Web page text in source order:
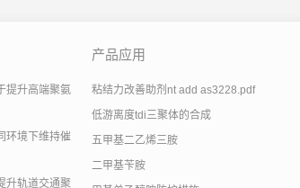
提升高端聚氨
环境下维持催
升轨道交通聚
产品应用
粘结力改善助剂nt add as3228.pdf
低游离度tdi三聚体的合成
五甲基二乙烯三胺
二甲基苄胺